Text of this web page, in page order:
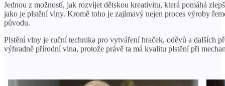
Jednou z možností, jak rozvíjet dětskou kreativitu, která pomáhá
jako je plstění vlny. Kromě toho je zajímavý nejen proces výroby
původu.
Plstění vlny je ruční technika pro vytváření hraček, oděvů a dalších
výhradně přírodní vlna, protože právě ta má kvalitu plstění při